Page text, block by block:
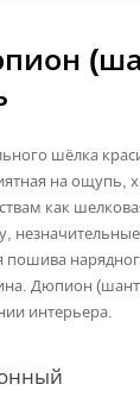
шёлка
на ощупь,
как
пошива
Дюпион
интерьера.